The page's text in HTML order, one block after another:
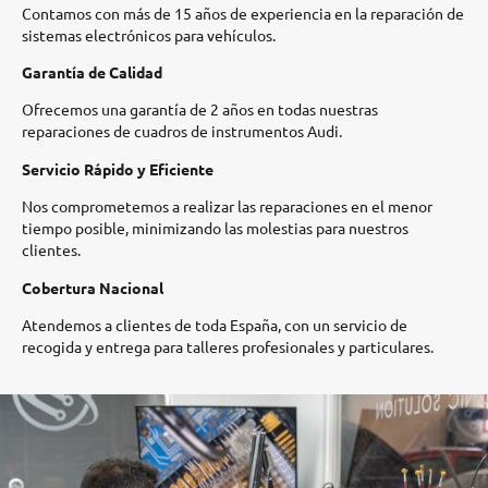
Contamos con más de 15 años de experiencia en la reparación de
sistemas electrónicos para vehículos.​
Garantía de Calidad
Ofrecemos una garantía de 2 años en todas nuestras
reparaciones de cuadros de instrumentos Audi.​
Servicio Rápido y Eficiente
Nos comprometemos a realizar las reparaciones en el menor
tiempo posible, minimizando las molestias para nuestros
clientes.​
Cobertura Nacional
Atendemos a clientes de toda España, con un servicio de
recogida y entrega para talleres profesionales y particulares.​